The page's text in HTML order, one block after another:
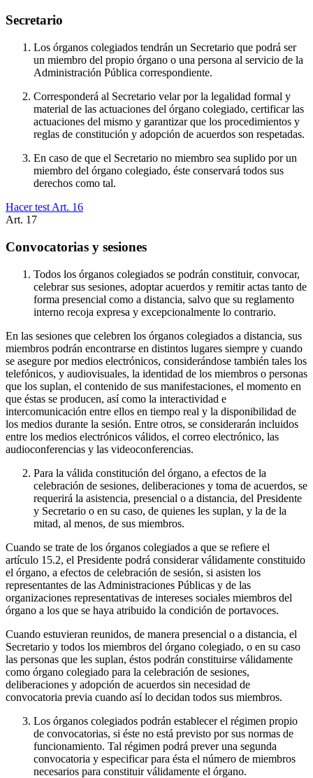
Secretario
Los órganos colegiados tendrán un Secretario que podrá ser
un miembro del propio órgano o una persona al servicio de la
Administración Pública correspondiente.
Corresponderá al Secretario velar por la legalidad formal y
material de las actuaciones del órgano colegiado, certificar las
actuaciones del mismo y garantizar que los procedimientos y
reglas de constitución y adopción de acuerdos son respetadas.
En caso de que el Secretario no miembro sea suplido por un
miembro del órgano colegiado, éste conservará todos sus
derechos como tal.
Hacer test Art. 16
Art. 17
Convocatorias y sesiones
Todos los órganos colegiados se podrán constituir, convocar,
celebrar sus sesiones, adoptar acuerdos y remitir actas tanto de
forma presencial como a distancia, salvo que su reglamento
interno recoja expresa y excepcionalmente lo contrario.
En las sesiones que celebren los órganos colegiados a distancia, sus
miembros podrán encontrarse en distintos lugares siempre y cuando
se asegure por medios electrónicos, considerándose también tales los
telefónicos, y audiovisuales, la identidad de los miembros o personas
que los suplan, el contenido de sus manifestaciones, el momento en
que éstas se producen, así como la interactividad e
intercomunicación entre ellos en tiempo real y la disponibilidad de
los medios durante la sesión. Entre otros, se considerarán incluidos
entre los medios electrónicos válidos, el correo electrónico, las
audioconferencias y las videoconferencias.
Para la válida constitución del órgano, a efectos de la
celebración de sesiones, deliberaciones y toma de acuerdos, se
requerirá la asistencia, presencial o a distancia, del Presidente
y Secretario o en su caso, de quienes les suplan, y la de la
mitad, al menos, de sus miembros.
Cuando se trate de los órganos colegiados a que se refiere el
artículo 15.2, el Presidente podrá considerar válidamente constituido
el órgano, a efectos de celebración de sesión, si asisten los
representantes de las Administraciones Públicas y de las
organizaciones representativas de intereses sociales miembros del
órgano a los que se haya atribuido la condición de portavoces.
Cuando estuvieran reunidos, de manera presencial o a distancia, el
Secretario y todos los miembros del órgano colegiado, o en su caso
las personas que les suplan, éstos podrán constituirse válidamente
como órgano colegiado para la celebración de sesiones,
deliberaciones y adopción de acuerdos sin necesidad de
convocatoria previa cuando así lo decidan todos sus miembros.
Los órganos colegiados podrán establecer el régimen propio
de convocatorias, si éste no está previsto por sus normas de
funcionamiento. Tal régimen podrá prever una segunda
convocatoria y especificar para ésta el número de miembros
necesarios para constituir válidamente el órgano.